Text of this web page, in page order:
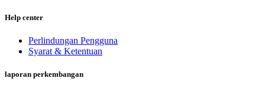
Help center
Perlindungan Pengguna
Syarat & Ketentuan
laporan perkembangan